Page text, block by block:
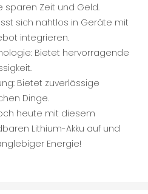
sparen Zeit und Geld.
sich nahtlos in Geräte mit
integrieren.
Bietet hervorragende
Bietet zuverlässige
Dinge.
heute mit diesem
Lithium-Akku auf und
Energie!